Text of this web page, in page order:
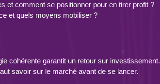
et comment se positionner pour en tirer profit ?
et quels moyens mobiliser ?
cohérente garantit un retour sur investissement.
savoir sur le marché avant de se lancer.